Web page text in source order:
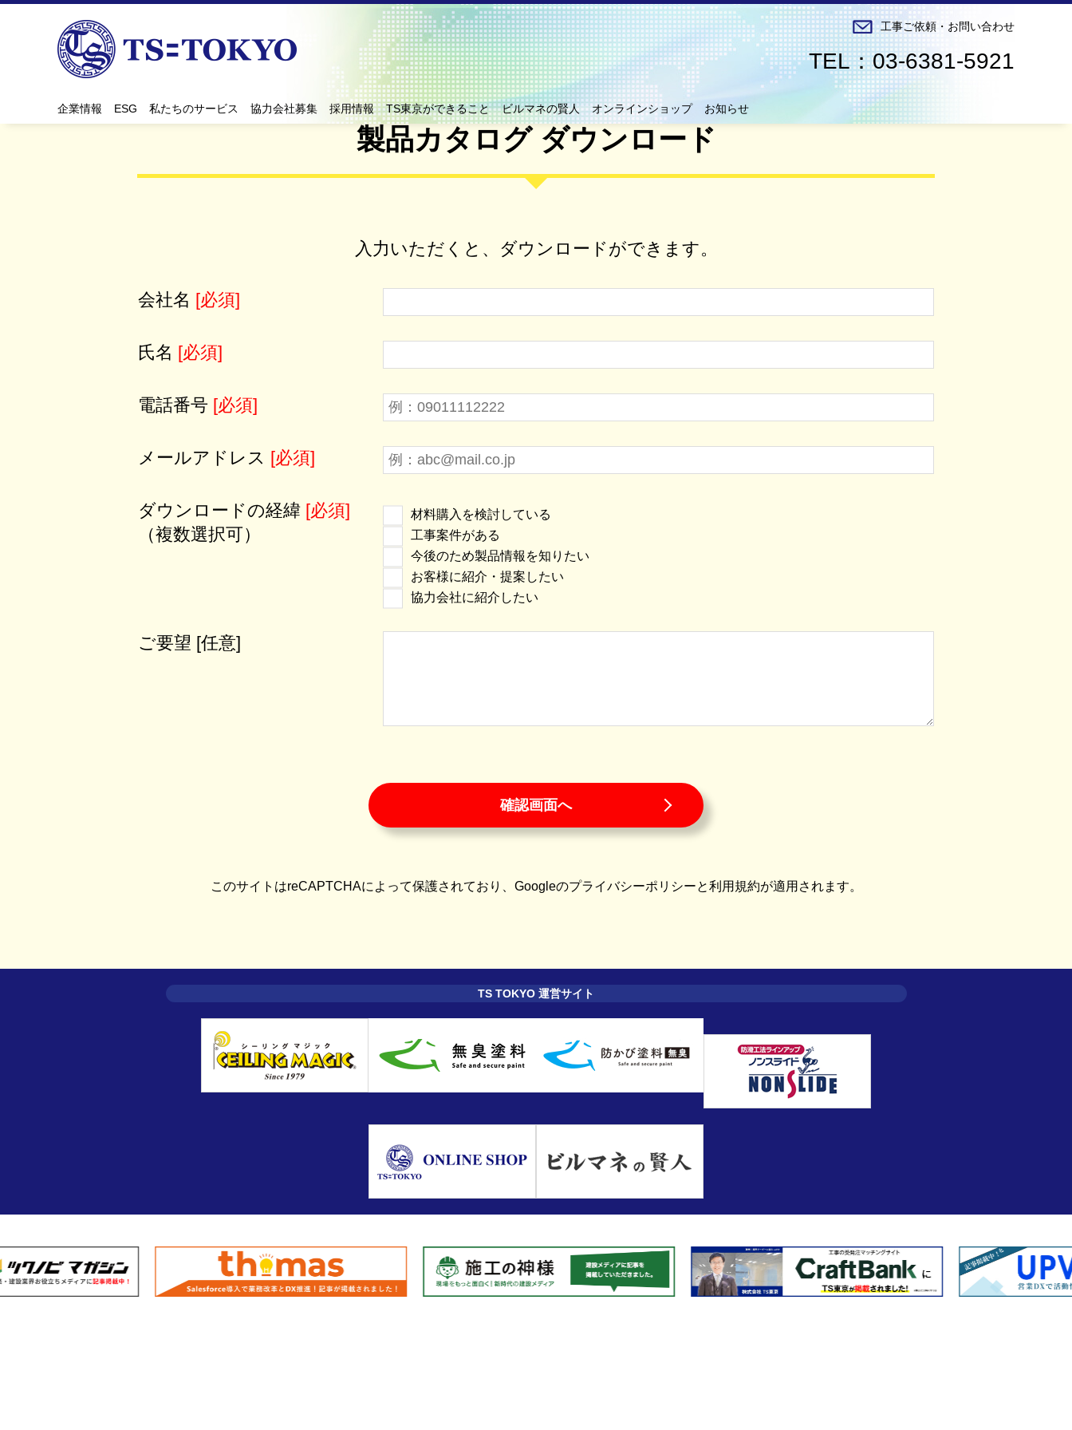
工事ご依頼・お問い合わせ
TEL：03-6381-5921
企業情報 ESG 私たちのサービス 協力会社募集 採用情報 TS東京ができること ビルマネの賢人 オンラインショップ お知らせ
会社概要 私たちの歴史
私たちのサービス一覧 シーリングマジック 無臭塗料 ブラインドマジック ウィンドフィルム 石材洗浄・コーティング
TSメタルコート ダイノックEX 防かび塗料 無臭 シーリングマジックcolor
製品カタログ ダウンロード
入力いただくと、ダウンロードができます。
会社名 [必須]
氏名 [必須]
電話番号 [必須]
メールアドレス [必須]
ダウンロードの経緯 [必須]
（複数選択可）
材料購入を検討している
工事案件がある
今後のため製品情報を知りたい
お客様に紹介・提案したい
協力会社に紹介したい
ご要望 [任意]
確認画面へ
このサイトはreCAPTCHAによって保護されており、Googleのプライバシーポリシーと利用規約が適用されます。
TS TOKYO 運営サイト